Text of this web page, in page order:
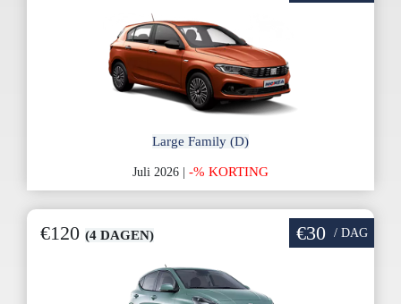
Large Family (D)
Juli 2026 | -% KORTING
€120 (4 DAGEN) €30 / DAG